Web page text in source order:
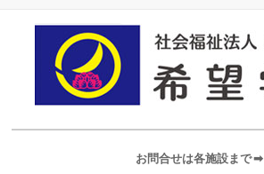
お問合せは各施設まで ➡︎